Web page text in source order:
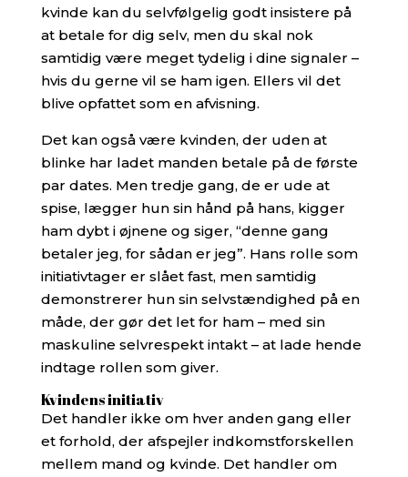
kvinde kan du selvfølgelig godt insistere på
at betale for dig selv, men du skal nok
samtidig være meget tydelig i dine signaler –
hvis du gerne vil se ham igen. Ellers vil det
blive opfattet som en afvisning.
Det kan også være kvinden, der uden at
blinke har ladet manden betale på de første
par dates. Men tredje gang, de er ude at
spise, lægger hun sin hånd på hans, kigger
ham dybt i øjnene og siger, “denne gang
betaler jeg, for sådan er jeg”. Hans rolle som
initiativtager er slået fast, men samtidig
demonstrerer hun sin selvstændighed på en
måde, der gør det let for ham – med sin
maskuline selvrespekt intakt – at lade hende
indtage rollen som giver.
Kvindens initiativ
Det handler ikke om hver anden gang eller
et forhold, der afspejler indkomstforskellen
mellem mand og kvinde. Det handler om